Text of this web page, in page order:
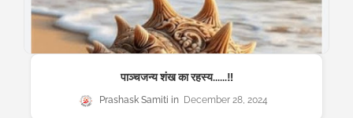
पाञ्चजन्य शंख का रहस्य......‼️
Prashask Samiti December 28, 2024